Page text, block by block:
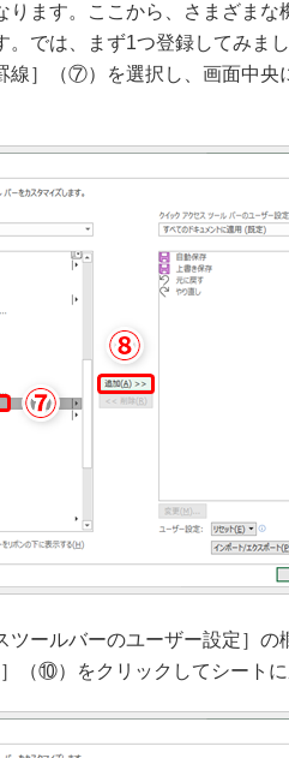
ます。ここから、さまざまな
。では、まず1つ登録してみま
線］（⑦）を選択し、画面中央
ールバーのユーザー設定］の
（⑩）をクリックしてシートに